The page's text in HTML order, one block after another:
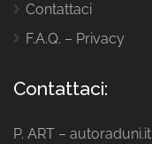
Contattaci
F.A.Q. – Privacy
Contattaci:
P. ART – autoraduni.it